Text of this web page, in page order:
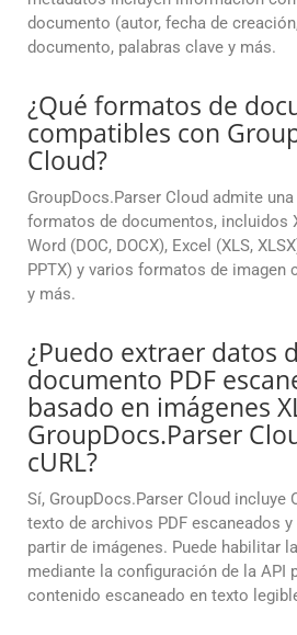
documento (autor, fecha de
documento, palabras clave y más.
¿Qué formatos de
compatibles con
Cloud?
GroupDocs.Parser Cloud admite
formatos de documentos, incluidos
Word (DOC, DOCX), Excel (XLS,
PPTX) y varios formatos de imagen
y más.
¿Puedo extraer datos
documento PDF
basado en imágenes
GroupDocs.Parser
cURL?
Sí, GroupDocs.Parser Cloud incluye
texto de archivos PDF escaneados
partir de imágenes. Puede habilitar
mediante la configuración de la API
contenido escaneado en texto